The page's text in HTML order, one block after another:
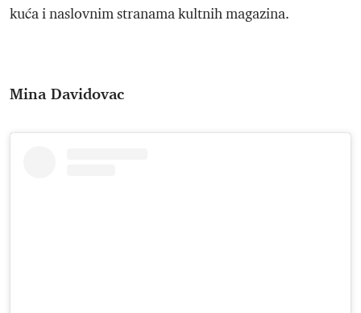
kuća i naslovnim stranama kultnih magazina.
Mina Davidovac